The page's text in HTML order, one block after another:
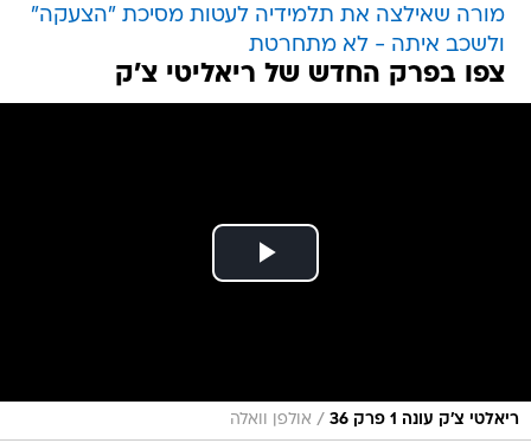
מורה שאילצה את תלמידיה לעטות מסיכת "הצעקה"
ולשכב איתה - לא מתחרטת
צפו בפרק החדש של ריאליטי צ'ק
ריאלטי צ'ק עונה 1 פרק 36 / אולפן וואלה